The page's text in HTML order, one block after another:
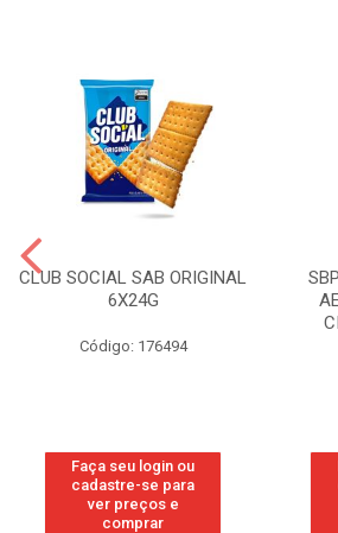
CLUB SOCIAL SAB ORIGINAL
6X24G
Código: 176494
Faça seu login ou
cadastre-se para
ver preços e
comprar